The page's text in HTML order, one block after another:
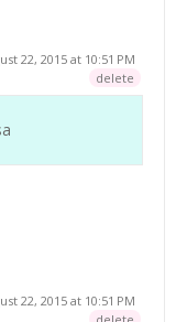
22, 2015 at 10:51 PM
delete
22, 2015 at 10:51 PM